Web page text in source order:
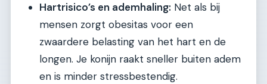
Hartrisico’s en ademhaling: Net als bij
mensen zorgt obesitas voor een
zwaardere belasting van het hart en de
longen. Je konijn raakt sneller buiten adem
en is minder stressbestendig.